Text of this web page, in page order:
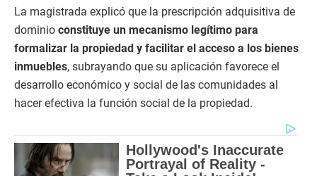
La magistrada explicó que la prescripción adquisitiva de
dominio constituye un mecanismo legítimo para
formalizar la propiedad y facilitar el acceso a los bienes
inmuebles, subrayando que su aplicación favorece el
desarrollo económico y social de las comunidades al
hacer efectiva la función social de la propiedad.